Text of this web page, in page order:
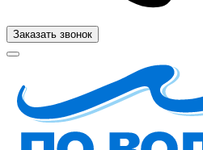
Заказать звонок